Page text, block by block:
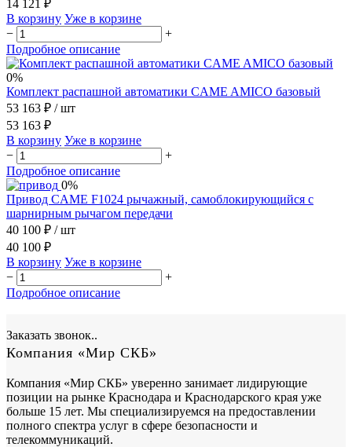
14 121 ₽
В корзину Уже в корзине
−
+
Подробное описание
0%
Комплект распашной автоматики CAME AMICO базовый
53 163 ₽ / шт
53 163 ₽
В корзину Уже в корзине
−
+
Подробное описание
0%
Привод CAME F1024 рычажный, самоблокирующийся с
шарнирным рычагом передачи
40 100 ₽ / шт
40 100 ₽
В корзину Уже в корзине
−
+
Подробное описание
Заказать звонок..
Компания «Мир СКБ»
Компания «Мир СКБ» уверенно занимает лидирующие
позиции на рынке Краснодара и Краснодарского края уже
больше 15 лет. Мы специализируемся на предоставлении
полного спектра услуг в сфере безопасности и
телекоммуникаций.